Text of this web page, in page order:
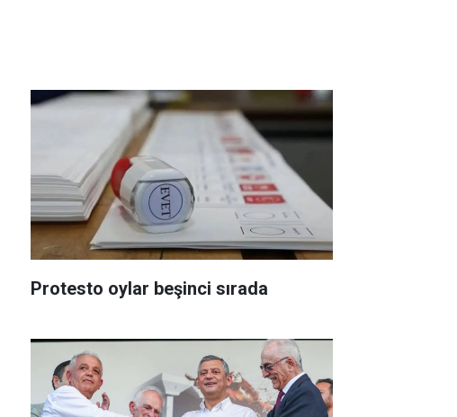
Protesto oylar beşinci sırada